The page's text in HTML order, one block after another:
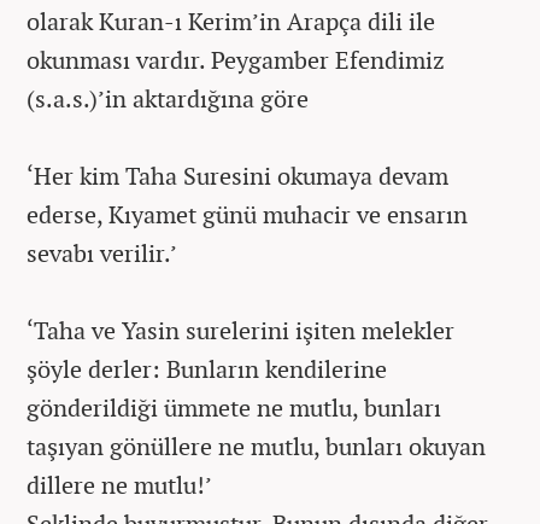
olarak Kuran-ı Kerim’in Arapça dili ile
okunması vardır. Peygamber Efendimiz
(s.a.s.)’in aktardığına göre
‘Her kim Taha Suresini okumaya devam
ederse, Kıyamet günü muhacir ve ensarın
sevabı verilir.’
‘Taha ve Yasin surelerini işiten melekler
şöyle derler: Bunların kendilerine
gönderildiği ümmete ne mutlu, bunları
taşıyan gönüllere ne mutlu, bunları okuyan
dillere ne mutlu!’